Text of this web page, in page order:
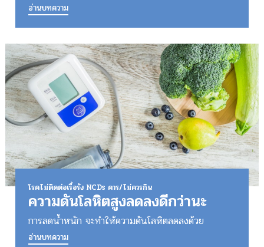
อ่านบทความ
โรคไม่ติดต่อเรื้อรัง NCDs ควร/ไม่ควรกิน
ความดันโลหิตสูงลดลงดีกว่านะ
การลดน้ำหนัก จะทำให้ความดันโลหิตลดลงด้วย
อ่านบทความ